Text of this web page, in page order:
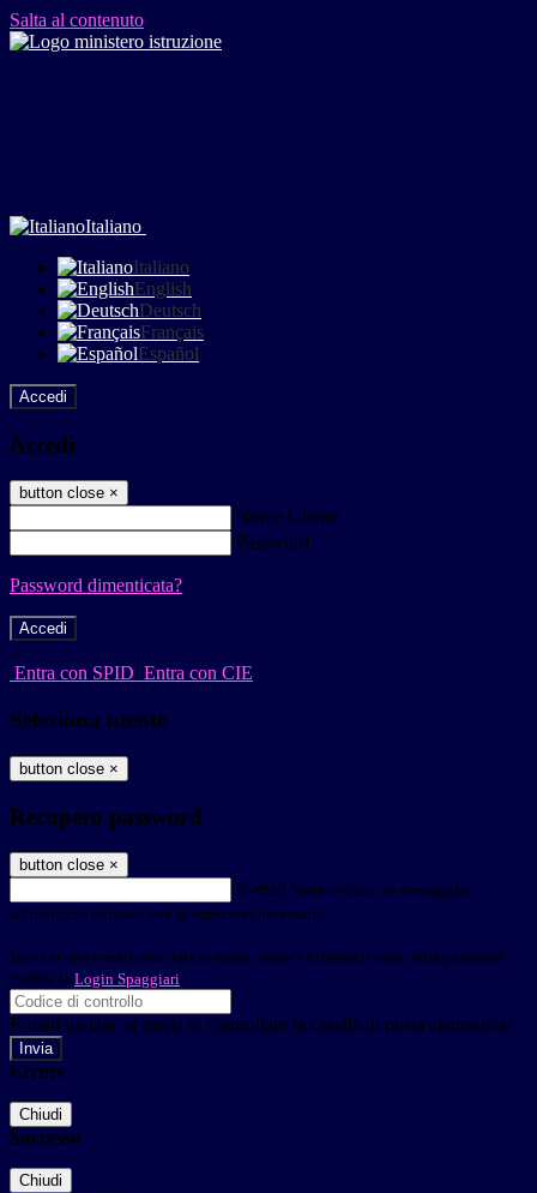
Salta al contenuto
Italiano
Italiano
English
Deutsch
Français
Español
Accedi
Accedi
button close ×
Nome Utente
Password
Password dimenticata?
-
Entra con SPID Entra con CIE
Seleziona utente
button close ×
Recupero password
button close ×
E-mail Verrà inviato un messaggio
all'indirizzo indicato con le istruzioni necessarie.
Non hai una e-mail associata al nome utente? Effettua il reset della password
tramite la Login Spaggiari
E-mail inviata, si prega di controllare la casella di posta elettronica!
Errore
Chiudi
Successo
Chiudi